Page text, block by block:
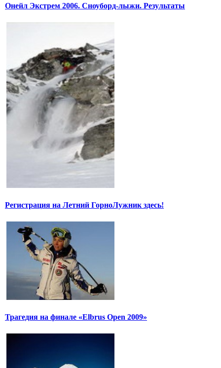
Онейл Экстрем 2006. Сноуборд-лыжи. Результаты
Регистрация на Летний ГорноЛужник здесь!
Трагедия на финале «Elbrus Open 2009»